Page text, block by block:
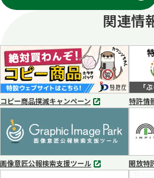
関連情
コピー商品撲滅キャンペーン
別
で
開
く
特許情
画像意匠公報検索支援ツール
別
開放特